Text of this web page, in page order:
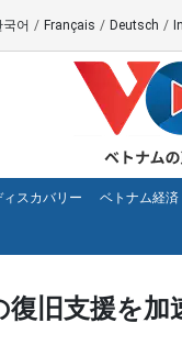
국어 / Français / Deutsch /
スカバリー ベトナム経済
旧支援を加